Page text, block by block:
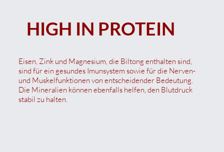
HIGH IN PROTEIN
Eisen, Zink und Magnesium, die Biltong enthalten sind,
sind für ein gesundes Imunsystem sowie für die Nerven-
und Muskelfunktionen von entscheidender Bedeutung.
Die Mineralien können ebenfalls helfen, den Blutdruck
stabil zu halten.